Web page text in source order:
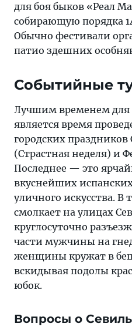
для боя быков «Реал
собирающую порядка
Обычно фестивали
патио здешних
Событийные
Лучшим временем для
является время
городских
(Страстная неделя) и
Последнее — это
вкуснейших
уличного искусства. В
смолкает на улицах
круглосуточно
части мужчины на
женщины кружат в
вскидывая подолы
юбок.
Вопросы о